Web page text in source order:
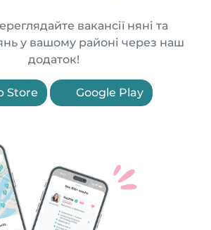
вакансії няні та
у вашому районі через наш
додаток!
Store Google Play